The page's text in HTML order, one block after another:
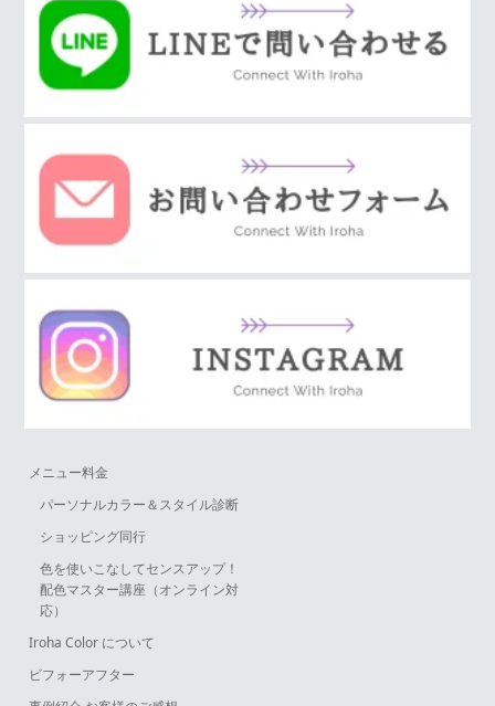
メニュー料金
パーソナルカラー＆スタイル診断
ショッピング同行
色を使いこなしてセンスアップ！
配色マスター講座（オンライン対
応）
Iroha Color について
ビフォーアフター